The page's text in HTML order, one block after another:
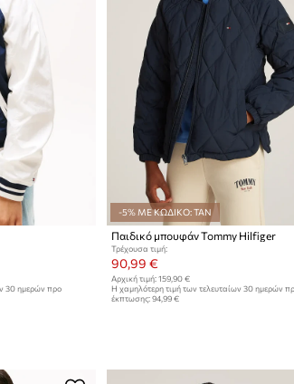
30 ημερών προ
-5% ΜΕ ΚΩΔΙΚΟ: TAN
Παιδικό μπουφάν Tommy Hilfiger
Τρέχουσα τιμή:
90,99 €
Αρχική τιμή: 159,90 €
Η χαμηλότερη τιμή των τελευταίων 30 ημερών
έκπτωσης: 94,99 €